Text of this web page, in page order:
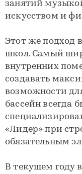
занятий
искусством и
Этот же подход
школ. Самый
внутренних
создавать
возможности
бассейн всегда
«Лидер» при
обязательным
В текущем году